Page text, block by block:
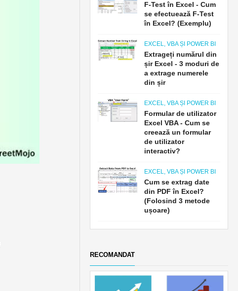
F-Test în Excel - Cum
se efectuează F-Test
în Excel? (Exemplu)
EXCEL, VBA ȘI POWER BI
Extrageți numărul din
șir Excel - 3 moduri de
a extrage numerele
din șir
EXCEL, VBA ȘI POWER BI
Formular de utilizator
Excel VBA - Cum se
creează un formular
de utilizator
interactiv?
EXCEL, VBA ȘI POWER BI
Cum se extrag date
din PDF în Excel?
(Folosind 3 metode
ușoare)
RECOMANDAT